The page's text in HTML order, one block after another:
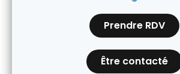
Prendre RDV
Être contacté